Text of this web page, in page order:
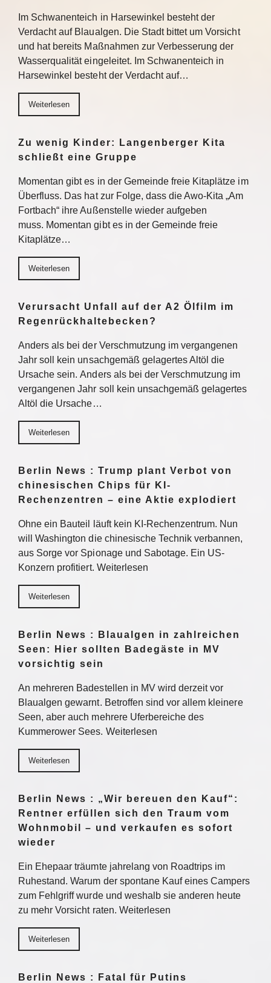
Im Schwanenteich in Harsewinkel besteht der
Verdacht auf Blaualgen. Die Stadt bittet um Vorsicht
und hat bereits Maßnahmen zur Verbesserung der
Wasserqualität eingeleitet. Im Schwanenteich in
Harsewinkel besteht der Verdacht auf…
Weiterlesen
Zu wenig Kinder: Langenberger Kita
schließt eine Gruppe
Momentan gibt es in der Gemeinde freie Kitaplätze im
Überfluss. Das hat zur Folge, dass die Awo-Kita „Am
Fortbach“ ihre Außenstelle wieder aufgeben
muss. Momentan gibt es in der Gemeinde freie
Kitaplätze…
Weiterlesen
Verursacht Unfall auf der A2 Ölfilm im
Regenrückhaltebecken?
Anders als bei der Verschmutzung im vergangenen
Jahr soll kein unsachgemäß gelagertes Altöl die
Ursache sein. Anders als bei der Verschmutzung im
vergangenen Jahr soll kein unsachgemäß gelagertes
Altöl die Ursache…
Weiterlesen
Berlin News : Trump plant Verbot von
chinesischen Chips für KI-
Rechenzentren – eine Aktie explodiert
Ohne ein Bauteil läuft kein KI-Rechenzentrum. Nun
will Washington die chinesische Technik verbannen,
aus Sorge vor Spionage und Sabotage. Ein US-
Konzern profitiert. Weiterlesen
Weiterlesen
Berlin News : Blaualgen in zahlreichen
Seen: Hier sollten Badegäste in MV
vorsichtig sein
An mehreren Badestellen in MV wird derzeit vor
Blaualgen gewarnt. Betroffen sind vor allem kleinere
Seen, aber auch mehrere Uferbereiche des
Kummerower Sees. Weiterlesen
Weiterlesen
Berlin News : „Wir bereuen den Kauf“:
Rentner erfüllen sich den Traum vom
Wohnmobil – und verkaufen es sofort
wieder
Ein Ehepaar träumte jahrelang von Roadtrips im
Ruhestand. Warum der spontane Kauf eines Campers
zum Fehlgriff wurde und weshalb sie anderen heute
zu mehr Vorsicht raten. Weiterlesen
Weiterlesen
Berlin News : Fatal für Putins